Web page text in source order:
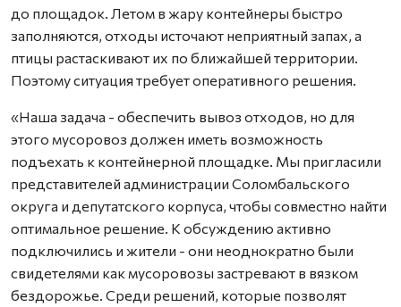
до площадок. Летом в жару контейнеры быстро
заполняются, отходы источают неприятный запах, а
птицы растаскивают их по ближайшей территории.
Поэтому ситуация требует оперативного решения.
«Наша задача - обеспечить вывоз отходов, но для
этого мусоровоз должен иметь возможность
подъехать к контейнерной площадке. Мы пригласили
представителей администрации Соломбальского
округа и депутатского корпуса, чтобы совместно найти
оптимальное решение. К обсуждению активно
подключились и жители - они неоднократно были
свидетелями как мусоровозы застревают в вязком
бездорожье. Среди решений, которые позволят